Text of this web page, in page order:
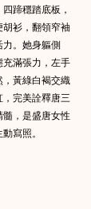
蹄穩踏底板，
衫，翻領窄袖
力。她身軀側
滿張力，左手
黃綠白褐交織
完美詮釋唐三
，是盛唐女性
寫照。